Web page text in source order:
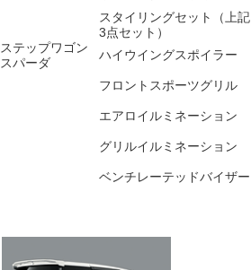
ステップワゴン
スパーダ
スタイリングセット（上記
3点セット）
ハイウイングスポイラー
フロントスポーツグリル
エアロイルミネーション
グリルイルミネーション
ベンチレーテッドバイザー